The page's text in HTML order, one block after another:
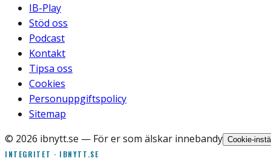
IB-Play
Stöd oss
Podcast
Kontakt
Tipsa oss
Cookies
Personuppgiftspolicy
Sitemap
© 2026 ibnytt.se — För er som älskar innebandy Cookie-
INTEGRITET · IBNYTT.SE